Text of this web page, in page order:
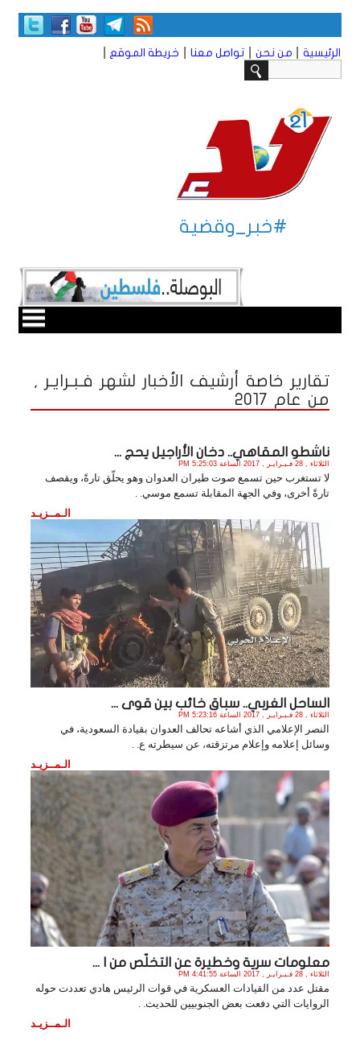
الرئيسية من نحن تواصل معنا خريطة الموقع
#خبر_وقضية
تقارير خاصة أرشيف الأخبار لشهر فـبـرايـر ,
من عام 2017
ناشطو المقاهي.. دخان الأراجيل يحج ...
الثلاثاء , 28 فـبـرايـر , 2017 الساعة 5:25:03 PM
لا تستغرب حين تسمع صوت طيران العدوان وهو يحلّق تارةً، ويقصف
تارةً أخرى، وفي الجهة المقابلة تسمع موسي. .
الـمــزيـد
الساحل الغربي.. سباق خائب بين قوى ...
الثلاثاء , 28 فـبـرايـر , 2017 الساعة 5:23:16 PM
النصر الإعلامي الذي أشاعه تحالف العدوان بقيادة السعودية، في
وسائل إعلامه وإعلام مرتزقته، عن سيطرته ع. .
الـمــزيـد
معلومات سرية وخطيرة عن التخلّص من ا ...
الثلاثاء , 28 فـبـرايـر , 2017 الساعة 4:41:55 PM
مقتل عدد من القيادات العسكرية في قوات الرئيس هادي تعددت حوله
الروايات التي دفعت بعض الجنوبيين للحديث. .
الـمــزيـد